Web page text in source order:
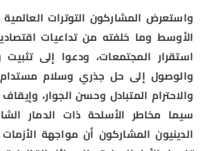
واستعرض المشاركون التوترات
الأوسط وما خلفته من تداعيات
استقرار المجتمعات، ودعوا إلى
والوصول إلى حل جذري وسلام
والاحترام المتبادل وحسن الجوار،
سيما مخاطر الأسلحة ذات الدمار
الدينيون المشاركون أن مواجهة